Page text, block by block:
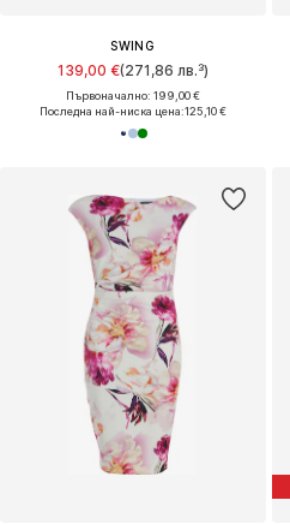
SWING
139,00 €(271,86 лв.³)
Първоначално: 199,00 €
Последна най-ниска цена:125,10 €